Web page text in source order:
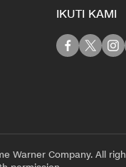
IKUTI KAMI
Warner Company. All